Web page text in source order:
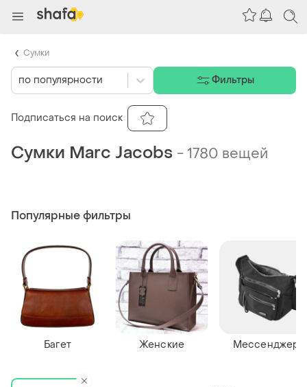
Сумки Marc Jacobs -1780 вещей
Популярные фильтры
Багет Женские Мессенджер
по популярности Фильтры
Подписаться на поиск
Сумки